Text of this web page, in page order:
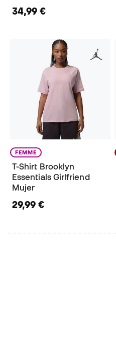
34,99 €
FEMME
T-Shirt Brooklyn
Essentials Girlfriend
Mujer
29,99 €